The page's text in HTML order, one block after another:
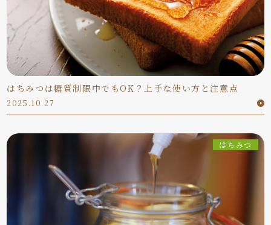
はちみつは糖質制限中でもOK？上手な使い方と注意点
2025.10.27
はちみつ